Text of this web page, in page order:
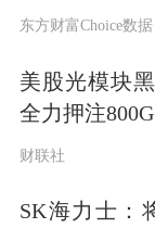
辆后台数
配，排除车
据披露，
用户同意
东方财富Choice数据
美股光模块
全力押注
财联社
SK海力士：